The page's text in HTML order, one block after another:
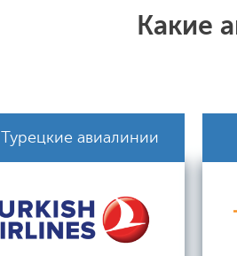
Какие
Турецкие авиалинии